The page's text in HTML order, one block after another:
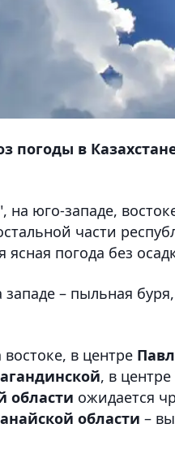
погоды в
юго-западе,
части
ясная погода без
западе – пыльная
востоке, в центре
, в центре
области ожидается
области –